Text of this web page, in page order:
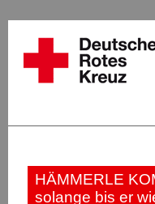
HÄMMERLE
solange bis er